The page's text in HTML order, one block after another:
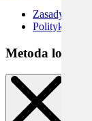
Zasady
Polityka
Metoda